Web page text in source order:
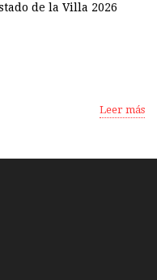
de la Villa 2026
Leer más